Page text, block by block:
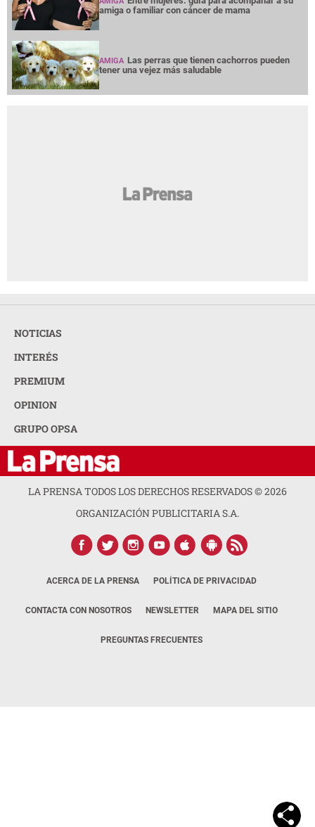
amiga o familiar con cáncer de mama
AMIGA Las perras que tienen cachorros pueden
tener una vejez más saludable
NOTICIAS
INTERÉS
PREMIUM
OPINION
GRUPO OPSA
LA PRENSA TODOS LOS DERECHOS RESERVADOS ©2026
ORGANIZACIÓN PUBLICITARIA S.A.
ACERCA DE LA PRENSA POLÍTICA DE PRIVACIDAD
CONTACTA CON NOSOTROS NEWSLETTER MAPA DEL SITIO
PREGUNTAS FRECUENTES